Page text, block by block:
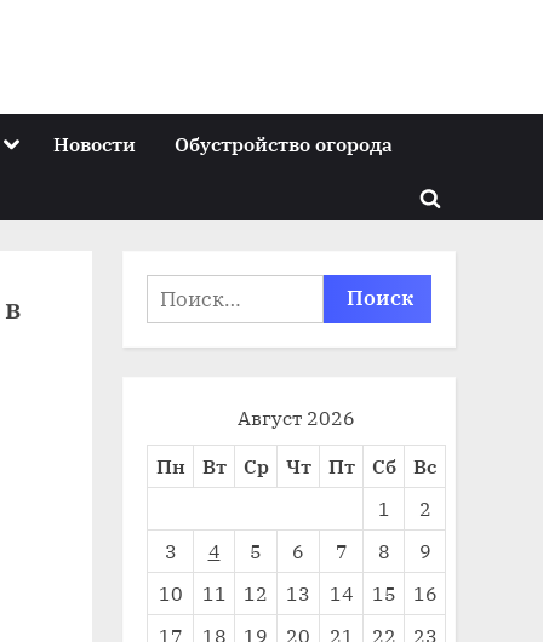
ToggleНовости Обустройство огорода
Toggle
form
Найти:
Август 2026
Пн
Вт Ср Чт Пт Сб
Вс
1
2
3
4 5 6 7 8
9
10
11 12 13 14 15
16
17
18 19 20 21 22
23